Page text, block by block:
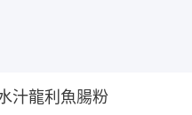
汁龍利魚腸粉